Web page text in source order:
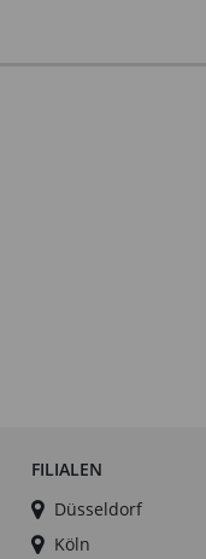
FILIALEN
Düsseldorf
Köln